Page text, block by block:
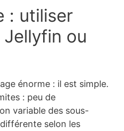
: utiliser
Jellyfin ou
énorme : il est simple.
: peu de
variable des sous-
selon les